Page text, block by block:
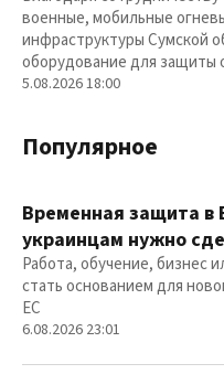
военные, мобильные
инфраструктуры Сумской
оборудование для защиты
5.08.2026 18:00
Популярное
Временная защита
украинцам нужно
Работа, обучение, бизнес
стать основанием для
ЕС
6.08.2026 23:01